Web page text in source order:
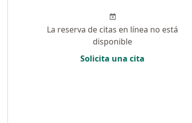
La reserva de citas en línea no está
disponible
Solicita una cita